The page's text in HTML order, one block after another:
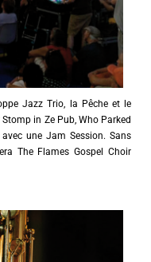
Jazz Trio, la Pêche et le
in Ze Pub, Who Parked
une Jam Session. Sans
The Flames Gospel Choir